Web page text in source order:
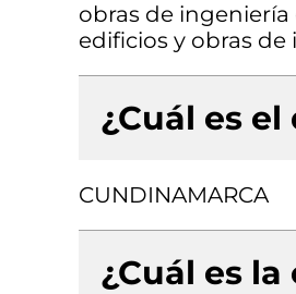
obras de ingeniería
edificios y obras de
¿Cuál es
CUNDINAMARCA
¿Cuál es